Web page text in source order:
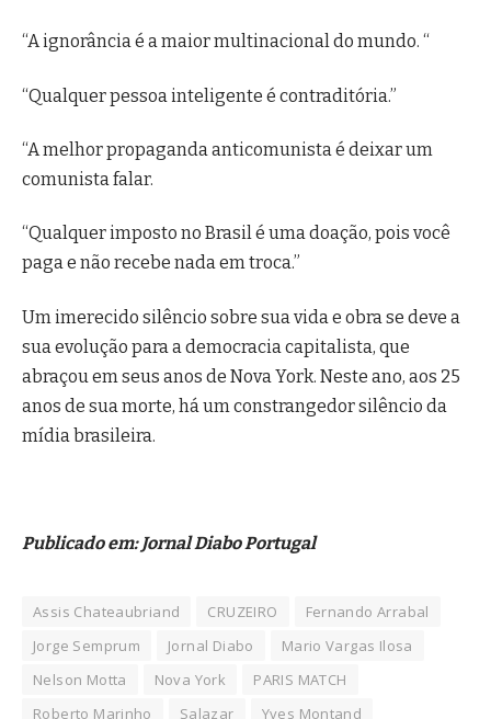
“A ignorância é a maior multinacional do mundo. “
“Qualquer pessoa inteligente é contraditória.”
“A melhor propaganda anticomunista é deixar um
comunista falar.
“Qualquer imposto no Brasil é uma doação, pois você
paga e não recebe nada em troca.”
Um imerecido silêncio sobre sua vida e obra se deve a
sua evolução para a democracia capitalista, que
abraçou em seus anos de Nova York. Neste ano, aos 25
anos de sua morte, há um constrangedor silêncio da
mídia brasileira.
Publicado em: Jornal Diabo Portugal
Assis Chateaubriand CRUZEIRO
Fernando Arrabal
Jorge Semprum
Jornal Diabo
Mario Vargas Ilosa
Nelson Motta
Nova York
PARIS MATCH
Roberto Marinho
Salazar Yves Montand